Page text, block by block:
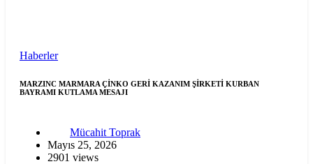
Haberler
MARZINC MARMARA ÇİNKO GERİ KAZANIM ŞİRKETİ KURBAN
BAYRAMI KUTLAMA MESAJI
Mücahit Toprak
Mayıs 25, 2026
2901 views